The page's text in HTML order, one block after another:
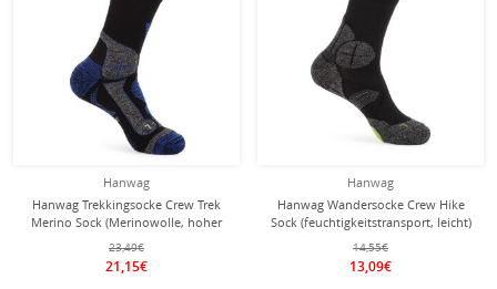
Hanwag
Hanwag Trekkingsocke Crew Trek
Merino Sock (Merinowolle, hoher
Tragekomfort) schwarz/blau - 1 Paar
23,49€
21,15€
Hanwag
Hanwag Wandersocke Crew Hike
Sock (feuchtigkeitstransport, leicht)
asphaltgrau/grün - 1 Paar
14,55€
13,09€